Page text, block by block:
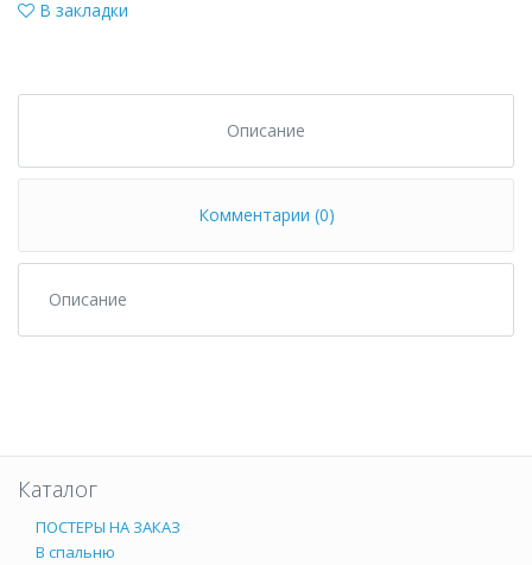
В закладки
Описание
Комментарии (0)
Описание
Каталог
ПОСТЕРЫ НА ЗАКАЗ
В спальню